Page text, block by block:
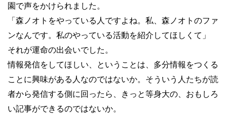
園で声をかけられました。
「森ノオトをやっている人ですよね。私、森ノオトのファ
ンなんです。私のやっている活動を紹介してほしくて」
それが運命の出会いでした。
情報発信をしてほしい、ということは、多分情報をつくる
ことに興味がある人なのではないか。そういう人たちが読
者から発信する側に回ったら、きっと等身大の、おもしろ
い記事ができるのではないか。